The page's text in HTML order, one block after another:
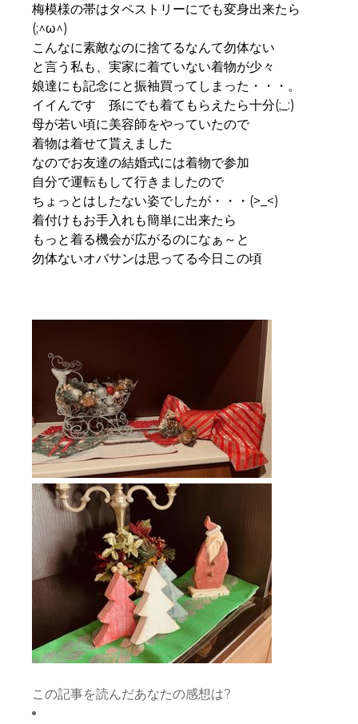
梅模様の帯はタペストリーにでも変身出来たら
(;^ω^)
こんなに素敵なのに捨てるなんて勿体ない
と言う私も、実家に着ていない着物が少々
娘達にも記念にと振袖買ってしまった・・・。
イイんです 孫にでも着てもらえたら十分(;_:)
母が若い頃に美容師をやっていたので
着物は着せて貰えました
なのでお友達の結婚式には着物で参加
自分で運転もして行きましたので
ちょっとはしたない姿でしたが・・・(>_<)
着付けもお手入れも簡単に出来たら
もっと着る機会が広がるのになぁ～と
勿体ないオバサンは思ってる今日この頃
この記事を読んだあなたの感想は?